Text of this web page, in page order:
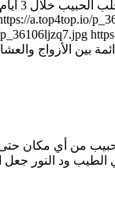
a.top4top.io/
والعشاق 00447822017122